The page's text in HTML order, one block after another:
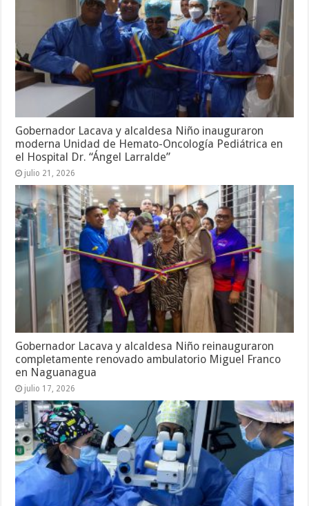
Gobernador Lacava y alcaldesa Niño inauguraron
moderna Unidad de Hemato-Oncología Pediátrica en
el Hospital Dr. “Ángel Larralde”
julio 21, 2026
Gobernador Lacava y alcaldesa Niño reinauguraron
completamente renovado ambulatorio Miguel Franco
en Naguanagua
julio 17, 2026